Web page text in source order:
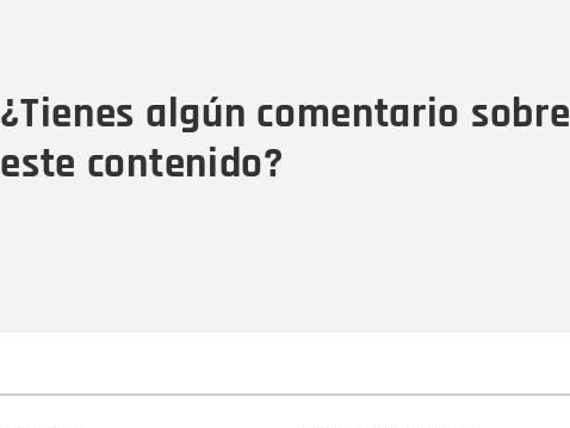
¿Tienes algún comentario sobre
este contenido?